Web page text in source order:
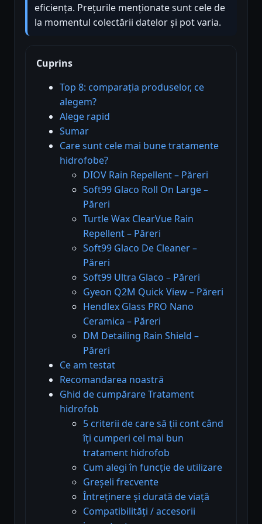
eficiența. Prețurile menționate sunt cele de
la momentul colectării datelor și pot varia.
Cuprins
Top 8: comparația produselor, ce
alegem?
Alege rapid
Sumar
Care sunt cele mai bune tratamente
hidrofobe?
DIOV Rain Repellent – Păreri
Soft99 Glaco Roll On Large –
Păreri
Turtle Wax ClearVue Rain
Repellent – Păreri
Soft99 Glaco De Cleaner –
Păreri
Soft99 Ultra Glaco – Păreri
Gyeon Q2M Quick View – Păreri
Hendlex Glass PRO Nano
Ceramica – Păreri
DM Detailing Rain Shield –
Păreri
Ce am testat
Recomandarea noastră
Ghid de cumpărare Tratament
hidrofob
5 criterii de care să ții cont când
îți cumperi cel mai bun
tratament hidrofob
Cum alegi în funcție de utilizare
Greșeli frecvente
Întreținere și durată de viață
Compatibilități / accesorii